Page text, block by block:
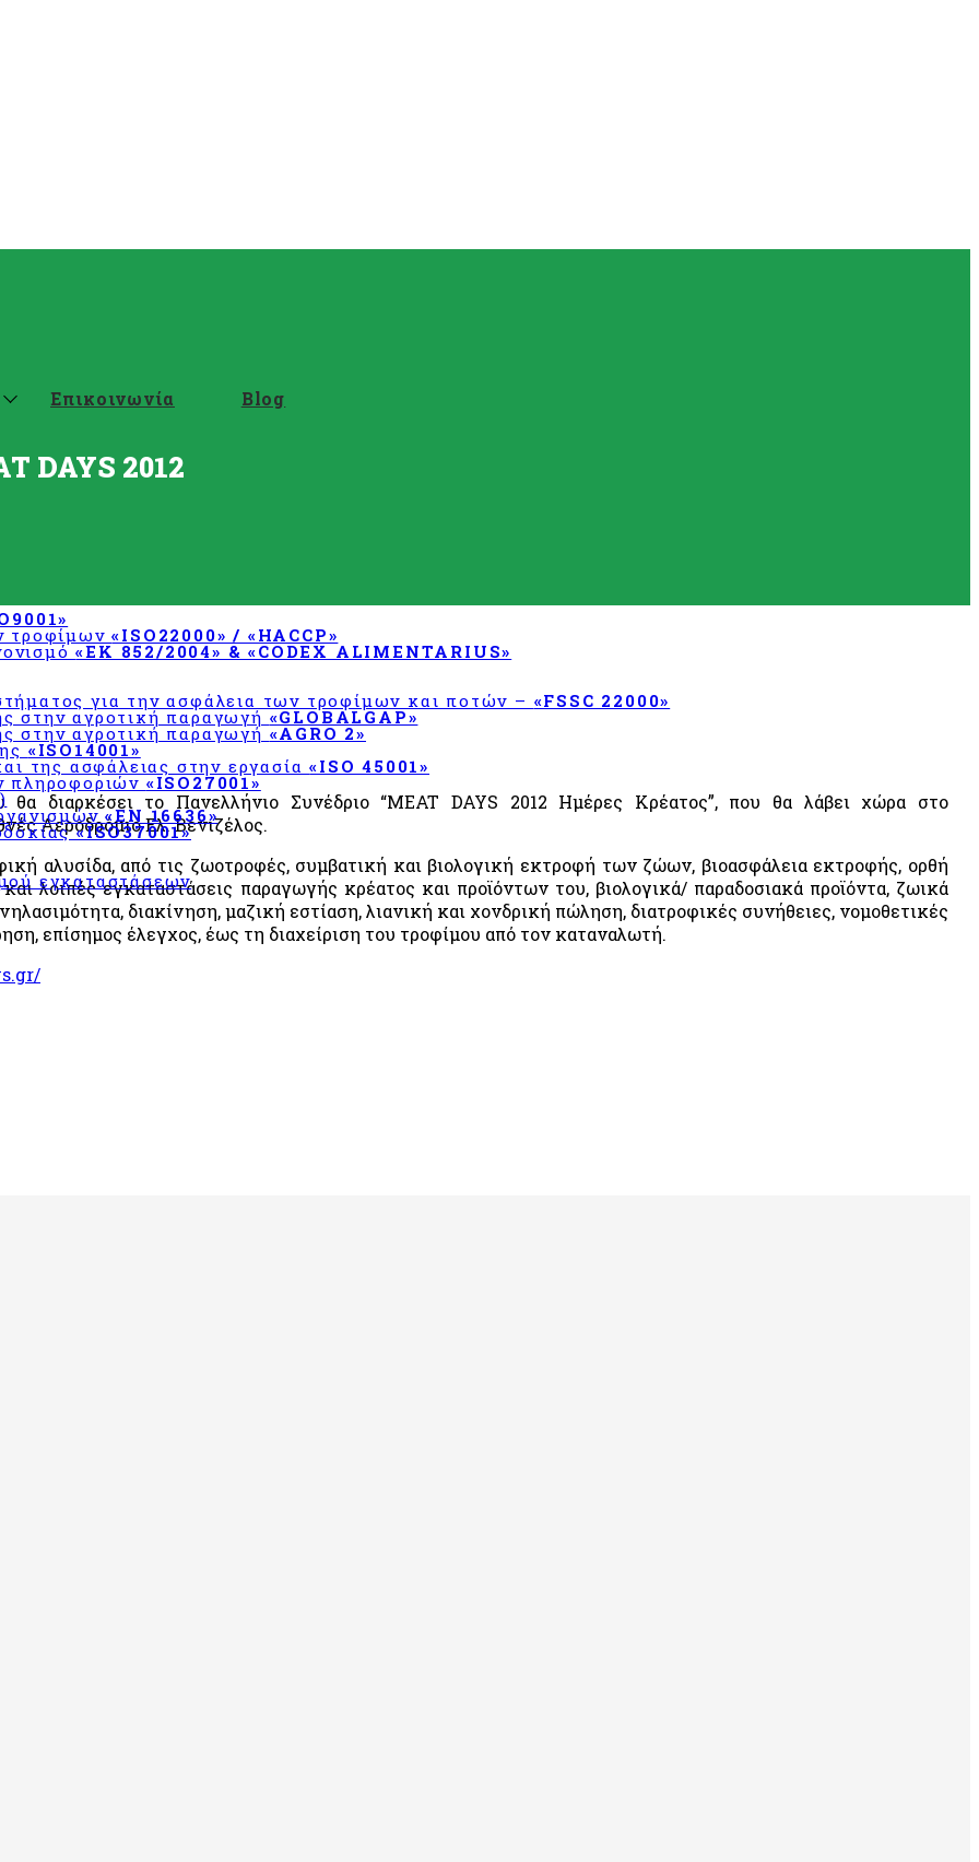
Επικοινωνία Blog
τροφίμων«ISO22000» / «HACCP»
«ΕΚ 852/2004» & «CODEX ALIMENTARIUS»
για την ασφάλεια των τροφίμων και ποτών – «FSSC 22000»
στην αγροτική παραγωγή «GLOBALGAP»
στην αγροτική παραγωγή «AGRO 2»
«ISO14001»
της ασφάλειας στην εργασία«ISO 45001»
πληροφοριών «ISO27001»
«EN 16636»
«ISO37001»
εγκαταστάσεων
DAYS 2012
διαρκέσει το Πανελλήνιο Συνέδριο “MEAT DAYS 2012 Ημέρες Κρέατος”, που θα λάβει χώρα στο
Αεροδρόμιο Ελ. Βενιζέλος.
αλυσίδα, από τις ζωοτροφές, συμβατική και βιολογική εκτροφή των ζώων, βιοασφάλεια εκτροφής, ορθή
λοιπές εγκαταστάσεις παραγωγής κρέατος και προϊόντων του, βιολογικά/ παραδοσιακά προϊόντα, ζωικά
διακίνηση, μαζική εστίαση, λιανική και χονδρική πώληση, διατροφικές συνήθειες, νομοθετικές
επίσημος έλεγχος, έως τη διαχείριση του τροφίμου από τον καταναλωτή.